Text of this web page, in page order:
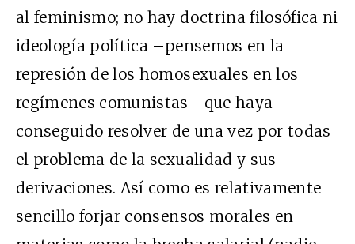
al feminismo; no hay doctrina filosófica ni
ideología política –pensemos en la
represión de los homosexuales en los
regímenes comunistas– que haya
conseguido resolver de una vez por todas
el problema de la sexualidad y sus
derivaciones. Así como es relativamente
sencillo forjar consensos morales en